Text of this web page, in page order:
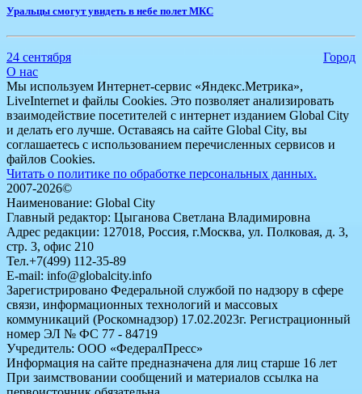
Уральцы смогут увидеть в небе полет МКС
24 сентября
Город
О нас
Мы используем Интернет-сервис «Яндекс.Метрика»,
LiveInternet и файлы Cookies. Это позволяет анализировать
взаимодействие посетителей с интернет изданием Global City
и делать его лучше. Оставаясь на сайте Global City, вы
соглашаетесь с использованием перечисленных сервисов и
файлов Cookies.
Читать о политике по обработке персональных данных.
2007-2026©
Наименование: Global City
Главный редактор: Цыганова Светлана Владимировна
Адрес редакции: 127018, Россия, г.Москва, ул. Полковая, д. 3,
стр. 3, офис 210
Тел.+7(499) 112-35-89
E-mail: info@globalcity.info
Зарегистрировано Федеральной службой по надзору в сфере
связи, информационных технологий и массовых
коммуникаций (Роскомнадзор) 17.02.2023г. Регистрационный
номер ЭЛ № ФС 77 - 84719
Учредитель: ООО «ФедералПресс»
Информация на сайте предназначена для лиц старше 16 лет
При заимствовании сообщений и материалов ссылка на